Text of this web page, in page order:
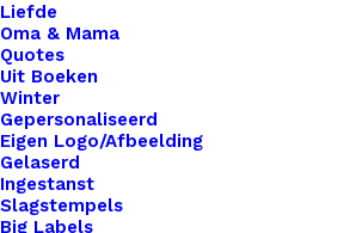
Liefde
Oma & Mama
Quotes
Uit Boeken
Winter
Gepersonaliseerd
Eigen Logo/Afbeelding
Gelaserd
Ingestanst
Slagstempels
Big Labels